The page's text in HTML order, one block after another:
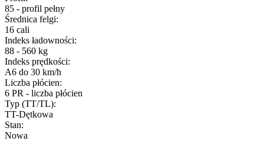
85 - profil pełny
Średnica felgi:
16 cali
Indeks ładowności:
88 - 560 kg
Indeks prędkości:
A6 do 30 km/h
Liczba płócien:
6 PR - liczba płócien
Typ (TT/TL):
TT-Dętkowa
Stan:
Nowa